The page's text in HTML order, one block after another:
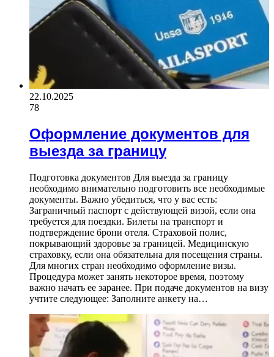
22.10.2025
78
Оформление документов для
выезда за границу
Подготовка документов Для выезда за границу
необходимо внимательно подготовить все необходимые
документы. Важно убедиться, что у вас есть:
Заграничный паспорт с действующей визой, если она
требуется для поездки. Билеты на транспорт и
подтверждение брони отеля. Страховой полис,
покрывающий здоровье за границей. Медицинскую
страховку, если она обязательна для посещения страны.
Для многих стран необходимо оформление визы.
Процедура может занять некоторое время, поэтому
важно начать ее заранее. При подаче документов на визу
учтите следующее: Заполните анкету на…